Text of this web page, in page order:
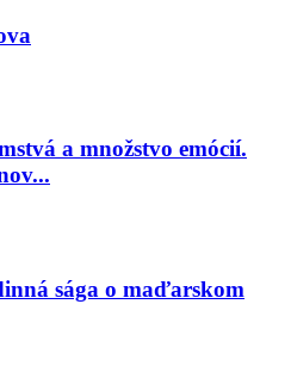
a množstvo emócií.
sága o maďarskom